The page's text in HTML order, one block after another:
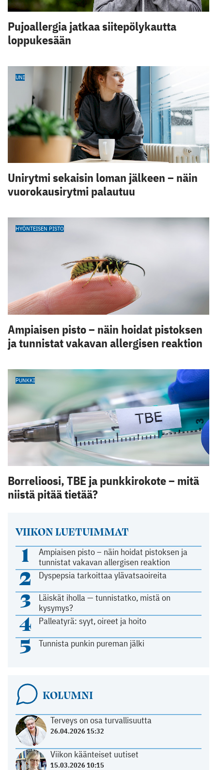
VIIKON LUETUIMMAT
1
Ampiaisen pisto – näin hoidat pistoksen ja
tunnistat vakavan allergisen reaktion
2 Dyspepsia tarkoittaa ylävatsaoireita
3
Läiskät iholla — tunnistatko, mistä on
kysymys?
4 Palleatyrä: syyt, oireet ja hoito
5 Tunnista punkin pureman jälki
KOLUMNI
Terveys on osa turvallisuutta
26.04.2026 15:32
Viikon käänteiset uutiset
15.03.2026 10:15
Pujoallergia jatkaa siitepölykautta
loppukesään
UNI
Unirytmi sekaisin loman jälkeen – näin
vuorokausirytmi palautuu
HYÖNTEISEN PISTO
Ampiaisen pisto – näin hoidat pistoksen
ja tunnistat vakavan allergisen reaktion
PUNKKI
Borrelioosi, TBE ja punkkirokote – mitä
niistä pitää tietää?